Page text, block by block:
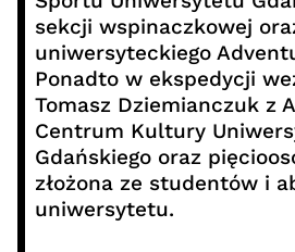
sekcji wspinaczkowej
uniwersyteckiego
Ponadto w ekspedycji
Tomasz Dziemianczuk z
Centrum Kultury
Gdańskiego oraz
złożona ze studentów i
uniwersytetu.